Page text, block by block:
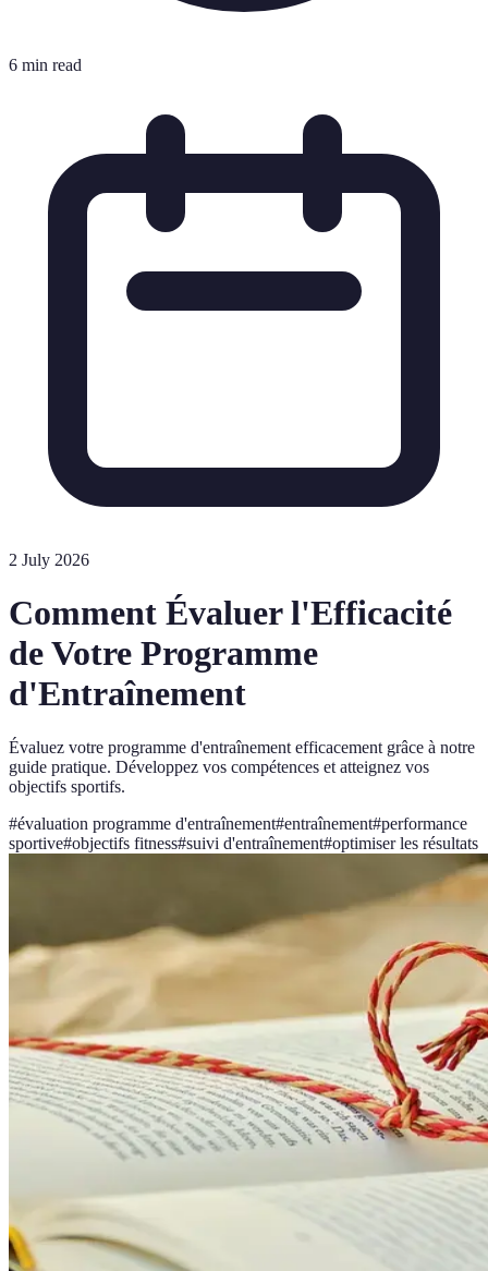
6 min read
2 July 2026
Comment Évaluer l'Efficacité
de Votre Programme
d'Entraînement
Évaluez votre programme d'entraînement efficacement grâce à notre
guide pratique. Développez vos compétences et atteignez vos
objectifs sportifs.
#évaluation programme d'entraînement#entraînement#performance
sportive#objectifs fitness#suivi d'entraînement#optimiser les résultats